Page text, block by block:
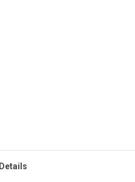
Details